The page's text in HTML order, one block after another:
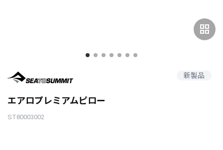
grid_view
新製品
エアロプレミアムピロー
ST80003002